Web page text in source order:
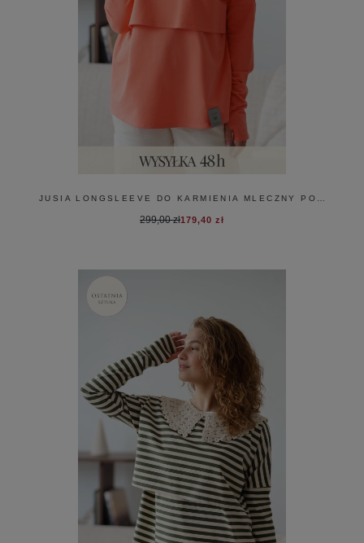
JUSIA LONGSLEEVE DO KARMIENIA MLECZNY POMARAŃCZ
179,40 zł
299,00 zł